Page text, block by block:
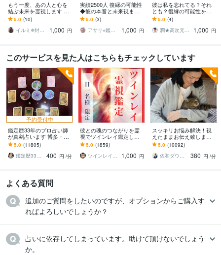
もう一度、あの人と心を
結ぶ未来を霊視します 魂
のつながりが残る限り、
その恋は終わっていませ
ん
5.0 (10)
イルミ✵封眼霊視師
1,000 円
実績2500人 復縁の可能性
◆彼の本音と未来視ます
音信不通・冷却期間の不
安を解消！彼の本心とや
り直せる未来鑑定
5.0 (3)
アサリ⭐︎鑑定実績2500人超え占い師
1,000 円
彼は私を忘れてる？それ
とも？復縁の可能性を占
います 復縁の奇跡は起こ
るのか？本当の答えを知
る占い
5.0 (4)
潤★高次元の声を届ける宇宙チャネラー
1,000 円
このサービスを見た人はこちらもチェックしています
予約受付中
鑑定歴33年のプロ占い師
が真剣占います 博多・廓
屋の純血統占い祈願師
雷鳥
5.0 (11805)
鑑定歴33年のプロ占い師 雷鳥
400 円 /分
彼との魂のつながりを霊
視でツインレイ鑑定しま
す 気になる彼とつながる
ことができるのか鑑定し
ます
5.0 (1859)
ツインレイ縁結び専門鑑定士✢神結シオン✢
1,000 円
スッキリお悩み解決！視
えたままお伝え致します
恋愛、結婚、人間関係、
仕事、人生、ペットの気
持ち等◎祈願付き
5.0 (10092)
佐和ダウジング＆スピリットメンター
380 円 /分
よくある質問
追加のご質問をしたいのですが、オプションからご購入す
ればよろしいでしょうか？
占いに依存してしまっています。助けて頂けないでしょう
か。